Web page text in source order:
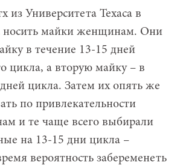
из Университета Техаса в
носить майки женщинам. Они
в течение 13-15 дней
цикла, а вторую майку – в
цикла. Затем их опять же
по привлекательности
и те чаще всего выбирали
на 13-15 дни цикла –
вероятность забеременеть